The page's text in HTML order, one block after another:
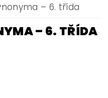
– 6. třída
– 6. TŘÍDA